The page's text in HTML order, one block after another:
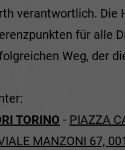
verantwortlich.
für alle
Weg, der
TORINO - PIAZZA
MANZONI 67,